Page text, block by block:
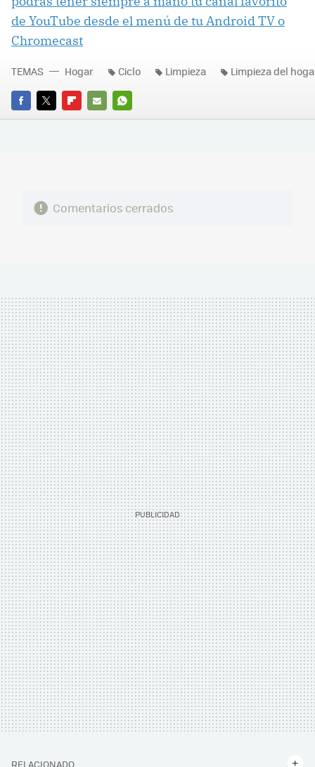
de YouTube desde el menú de tu Android TV o
Chromecast
FACEBOOK
TWITTERFLIPBOARD
E-
WHATSAPP
TEMAS Hogar Ciclo Limpieza Limpieza del
Comentarios cerrados
RELACIONADO